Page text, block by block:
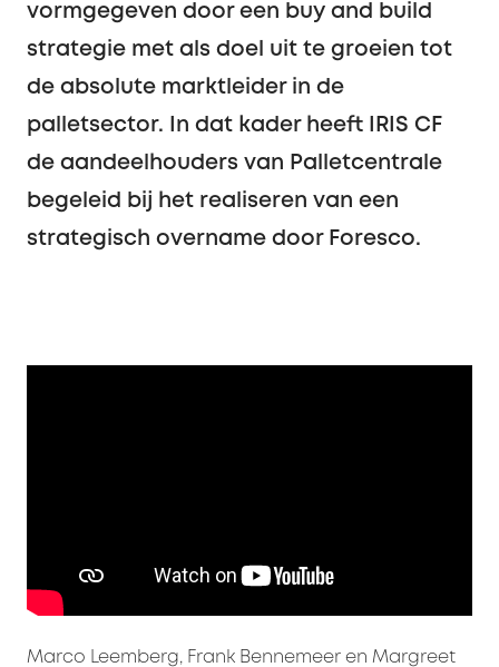
vormgegeven door een buy and build
strategie met als doel uit te groeien tot
de absolute marktleider in de
palletsector. In dat kader heeft IRIS CF
de aandeelhouders van Palletcentrale
begeleid bij het realiseren van een
strategisch overname door Foresco.
Marco Leemberg, Frank Bennemeer en Margreet